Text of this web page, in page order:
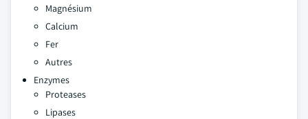
Magnésium
Calcium
Fer
Autres
Enzymes
Proteases
Lipases